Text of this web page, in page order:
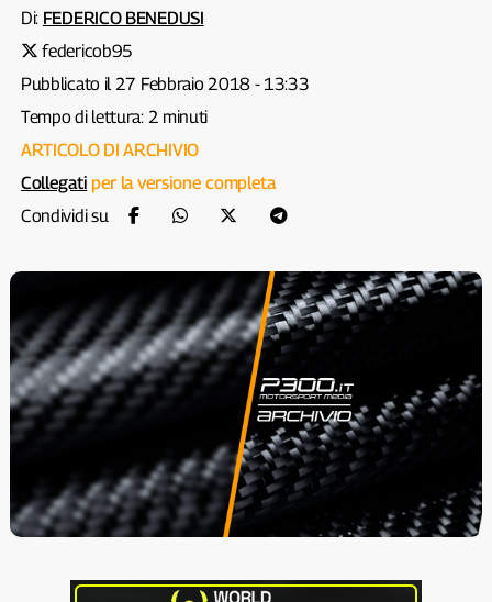
Di: FEDERICO BENEDUSI
federicob95
Pubblicato il 27 Febbraio 2018 - 13:33
Tempo di lettura: 2 minuti
ARTICOLO DI ARCHIVIO
Collegati per la versione completa
Condividi su